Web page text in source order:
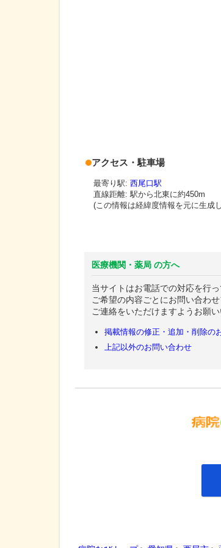
アクセス・駐車場
最寄り駅: 西尾口駅
直線距離: 駅から北東に約450m
(この情報は経緯度情報を元に生成
医療機関・薬局 の方へ
当サイトはお電話での対応を行っ
ご希望の内容ごとにお問い合わ
ご連絡をいただけますようお願い
掲載情報の修正・追加・削除の
上記以外のお問い合わせ